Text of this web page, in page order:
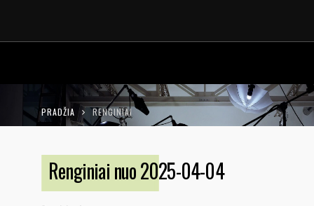
LT EN
PRADŽIA RENGINIAI
Renginiai nuo 2025-04-04